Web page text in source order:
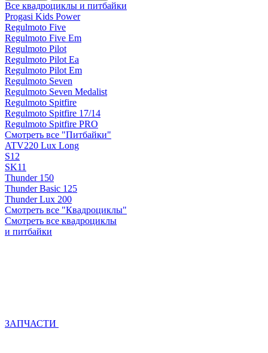
Все квадроциклы и питбайки
Progasi Kids Power
Regulmoto Five
Regulmoto Five Em
Regulmoto Pilot
Regulmoto Pilot Ea
Regulmoto Pilot Em
Regulmoto Seven
Regulmoto Seven Medalist
Regulmoto Spitfire
Regulmoto Spitfire 17/14
Regulmoto Spitfire PRO
Смотреть все "Питбайки"
ATV220 Lux Long
S12
SK11
Thunder 150
Thunder Basic 125
Thunder Lux 200
Смотреть все "Квадроциклы"
Смотреть все квадроциклы
и питбайки
ЗАПЧАСТИ